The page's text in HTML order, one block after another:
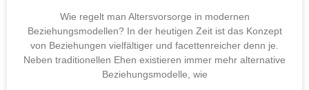
Wie regelt man Altersvorsorge in modernen
Beziehungsmodellen? In der heutigen Zeit ist das Konzept
von Beziehungen vielfältiger und facettenreicher denn je.
Neben traditionellen Ehen existieren immer mehr alternative
Beziehungsmodelle, wie